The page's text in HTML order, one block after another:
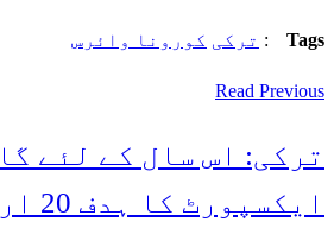
Tags
: ترکی کورونا وائرس
Read Previous
ترکی: اس سال کے لئے
ایکسپورٹ کا ہدف 20 ارب ڈالر